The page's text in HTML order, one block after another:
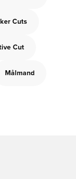
Cuts
Cut
Målmand